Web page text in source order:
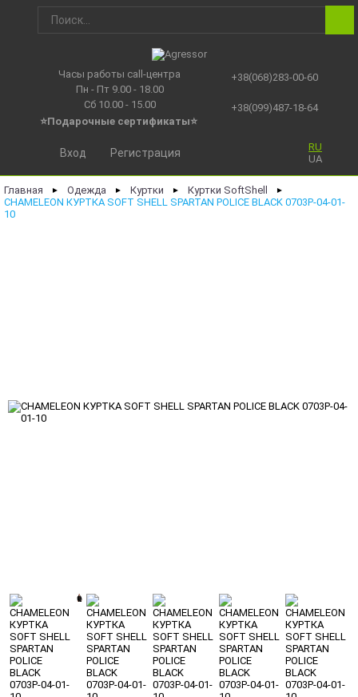
Часы работы call-центра
Пн - Пт 9.00 - 18.00
Сб 10.00 - 15.00
⭐Подарочные сертификаты⭐
+38(068)283-00-60
+38(099)487-18-64
RU
UA
Вход Регистрация
Главная ► Одежда ► Куртки ► Куртки SoftShell ►
CHAMELEON КУРТКА SOFT SHELL SPARTAN POLICE BLACK 0703P-04-01-
10